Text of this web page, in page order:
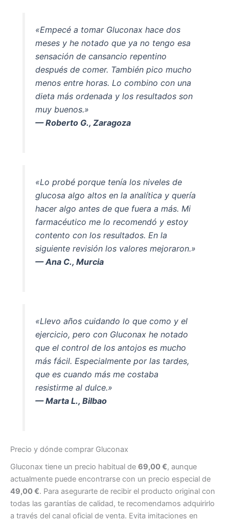
«Empecé a tomar Gluconax hace dos
meses y he notado que ya no tengo esa
sensación de cansancio repentino
después de comer. También pico mucho
menos entre horas. Lo combino con una
dieta más ordenada y los resultados son
muy buenos.»
— Roberto G., Zaragoza
«Lo probé porque tenía los niveles de
glucosa algo altos en la analítica y quería
hacer algo antes de que fuera a más. Mi
farmacéutico me lo recomendó y estoy
contento con los resultados. En la
siguiente revisión los valores mejoraron.»
— Ana C., Murcia
«Llevo años cuidando lo que como y el
ejercicio, pero con Gluconax he notado
que el control de los antojos es mucho
más fácil. Especialmente por las tardes,
que es cuando más me costaba
resistirme al dulce.»
— Marta L., Bilbao
Precio y dónde comprar Gluconax
Gluconax tiene un precio habitual de 69,00 €, aunque
actualmente puede encontrarse con un precio especial de
49,00 €. Para asegurarte de recibir el producto original con
todas las garantías de calidad, te recomendamos adquirirlo
a través del canal oficial de venta. Evita imitaciones en